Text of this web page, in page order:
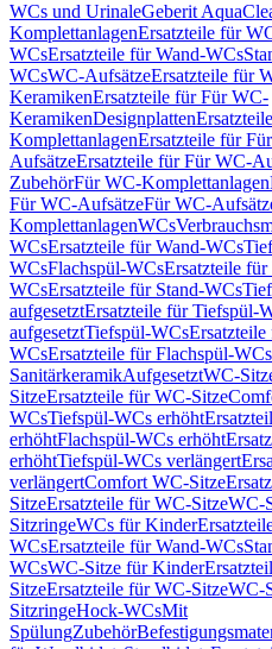
WCs und UrinaleGeberit
KomplettanlagenErsatzteile für
WCsErsatzteile für Wand-WCs
WCsWC-AufsätzeErsatzteile für
KeramikenErsatzteile für Für WC-
KeramikenDesignplatten
KomplettanlagenErsatzteile für
AufsätzeErsatzteile für Für WC-
ZubehörFür WC-Komplettanlagen
Für WC-AufsätzeFür WC-
KomplettanlagenWCs
WCsErsatzteile für Wand-WCs
WCsFlachspül-WCsErsatzteile
WCsErsatzteile für Stand-WCs
aufgesetztErsatzteile für Tiefspül-
aufgesetztTiefspül-WCs
WCsErsatzteile für Flachspül-WCs
SanitärkeramikAufgesetztWC-
SitzeErsatzteile für WC-Sitze
WCsTiefspül-WCs erhöht
erhöhtFlachspül-WCs erhöht
erhöhtTiefspül-WCs verlängert
verlängertComfort WC-Sitze
SitzeErsatzteile für WC-SitzeWC-
SitzringeWCs für Kinder
WCsErsatzteile für Wand-WCs
WCsWC-Sitze für Kinder
SitzeErsatzteile für WC-SitzeWC-
SitzringeHock-WCsMit
SpülungZubehör